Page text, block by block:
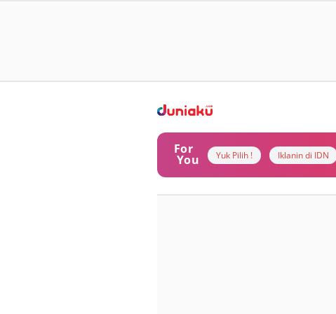
For
You Yuk Pilih ! Iklanin di IDN